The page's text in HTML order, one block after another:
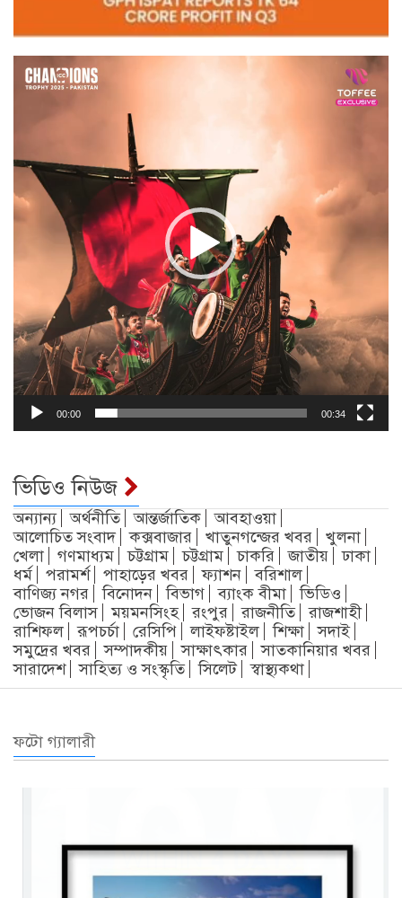
Video
Player
00:00 00:34
ভিডিও নিউজ
অন্যান্য অর্থনীতি আন্তর্জাতিক
আবহাওয়া
আলোচিত সংবাদ
কক্সবাজার খাতুনগন্জের খবর
খুলনা
খেলা
গণমাধ্যম চট্টগ্রাম চট্টগ্রাম চাকরি জাতীয়
ঢাকা
ধর্ম
পরামর্শ পাহাড়ের খবর ফ্যাশন
বরিশাল
বাণিজ্য নগর
বিনোদন বিভাগ ব্যাংক বীমা
ভিডিও
ভোজন বিলাস
ময়মনসিংহ রংপুর রাজনীতি
রাজশাহী
রাশিফল
রূপচর্চা রেসিপি লাইফষ্টাইল শিক্ষা
সদাই
সমুদ্রের খবর
সম্পাদকীয় সাক্ষাৎকার
সাতকানিয়ার খবর
সারাদেশ
সাহিত্য ও সংস্কৃতি সিলেট স্বাস্থ্যকথা
ফটো গ্যালারী